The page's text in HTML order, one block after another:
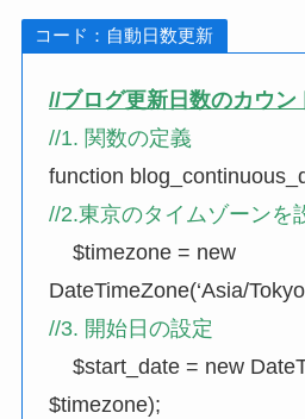
コード：自動日数更新
//ブログ更新日数のカウン
//1. 関数の定義
function
//2.東京のタイムゾーンを
$timezone = new
DateTimeZone(‘Asia/
//3. 開始日の設定
$start_date = new
$timezone);